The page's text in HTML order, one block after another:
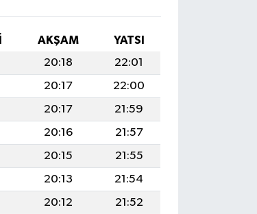
AKŞAM
YATSI
20:18
22:01
20:17
22:00
20:17
21:59
20:16
21:57
20:15
21:55
20:13
21:54
20:12
21:52